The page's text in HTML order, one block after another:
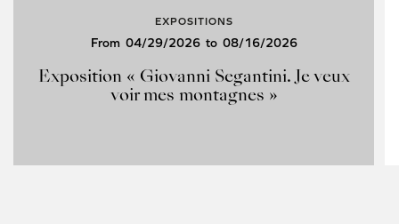
EXPOSITIONS
From 04/29/2026 to 08/16/2026
Exposition « Giovanni Segantini. Je veux
voir mes montagnes »